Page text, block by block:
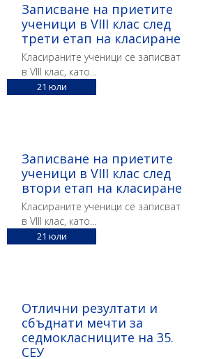
Записване на приетите
ученици в VIII клас след
трети етап на класиране
Класираните ученици се записват
в VIII клас, като...
21 юли
Записване на приетите
ученици в VIII клас след
втори етап на класиране
Класираните ученици се записват
в VIII клас, като...
21 юли
Отлични резултати и
сбъднати мечти за
седмокласниците на 35.
СЕУ